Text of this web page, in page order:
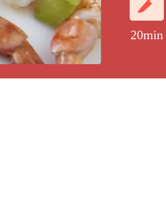
20min